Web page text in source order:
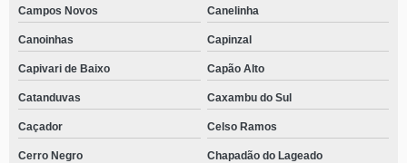
Campos Novos Canelinha
Canoinhas Capinzal
Capivari de Baixo Capão Alto
Catanduvas Caxambu do Sul
Caçador Celso Ramos
Cerro Negro Chapadão do Lageado